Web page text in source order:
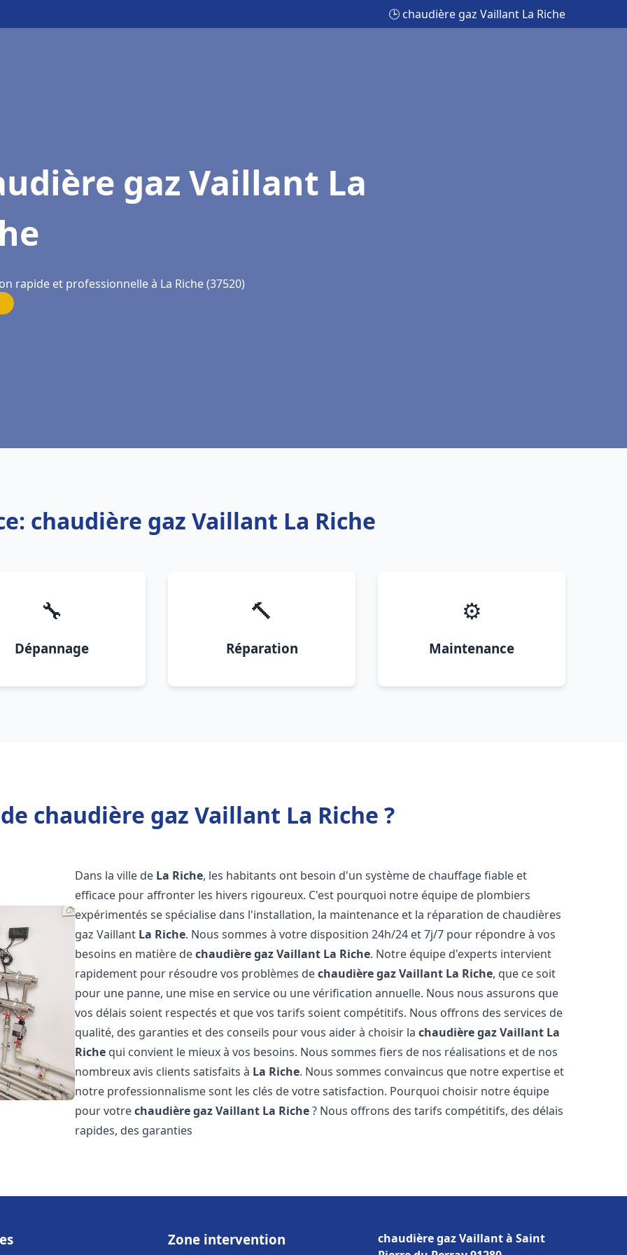
🕒 chaudière gaz Vaillant La Riche
gaz Vaillant La
rapide et professionnelle à La Riche (37520)
chaudière gaz Vaillant La Riche
🔧
Dépannage
🔨
Réparation
⚙️
Maintenance
chaudière gaz Vaillant La Riche ?
Dans la ville de La Riche, les habitants ont besoin d'un système de chauffage fiable et
efficace pour affronter les hivers rigoureux. C'est pourquoi notre équipe de plombiers
expérimentés se spécialise dans l'installation, la maintenance et la réparation de chaudières
gaz Vaillant La Riche. Nous sommes à votre disposition 24h/24 et 7j/7 pour répondre à vos
besoins en matière dechaudière gaz Vaillant La Riche. Notre équipe d'experts intervient
rapidement pour résoudre vos problèmes dechaudière gaz Vaillant La Riche, que ce soit
pour une panne, une mise en service ou une vérification annuelle. Nous nous assurons que
vos délais soient respectés et que vos tarifs soient compétitifs. Nous offrons des services de
qualité, des garanties et des conseils pour vous aider à choisir lachaudière gaz Vaillant La
Riche qui convient le mieux à vos besoins. Nous sommes fiers de nos réalisations et de nos
nombreux avis clients satisfaits à La Riche. Nous sommes convaincus que notre expertise et
notre professionnalisme sont les clés de votre satisfaction. Pourquoi choisir notre équipe
pour votrechaudière gaz Vaillant La Riche? Nous offrons des tarifs compétitifs, des délais
rapides, des garanties
Zone intervention
chaudière gaz Vaillant à Saint